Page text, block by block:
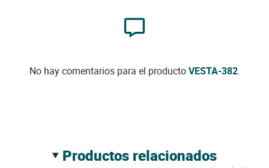
No hay comentarios para el productoVESTA-382.
productos relacionados